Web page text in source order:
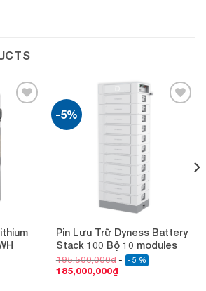
-5%
Pin Lưu Trữ Dyness Battery
Stack 100 Bộ 10 modules
195,500,000₫ - 5 %
185,000,000₫